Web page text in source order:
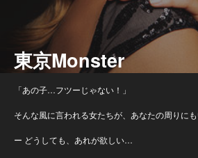
東京Monster
「あの子…フツーじゃない！」
そんな風に言われる女たちが、あなたの周りに
ー どうしても、あれが欲しい…